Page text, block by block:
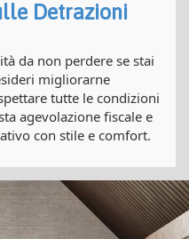
Detrazioni
da non perdere se stai
migliorarne
tutte le condizioni
agevolazione fiscale e
con stile e comfort.